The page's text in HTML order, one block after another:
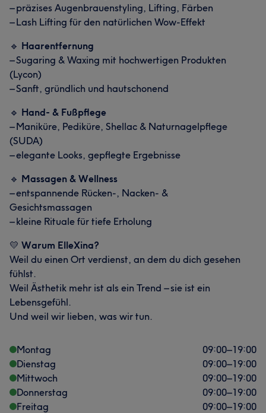
– präzises Augenbrauenstyling, Lifting, Färben
– Lash Lifting für den natürlichen Wow-Effekt
🔹 Haarentfernung
– Sugaring & Waxing mit hochwertigen Produkten
(Lycon)
– Sanft, gründlich und hautschonend
🔹 Hand- & Fußpflege
– Maniküre, Pediküre, Shellac & Naturnagelpflege
(SUDA)
– elegante Looks, gepflegte Ergebnisse
🔹 Massagen & Wellness
– entspannende Rücken-, Nacken- &
Gesichtsmassagen
– kleine Rituale für tiefe Erholung
💛 Warum ElleXina?
Weil du einen Ort verdienst, an dem du dich gesehen
fühlst.
Weil Ästhetik mehr ist als ein Trend – sie ist ein
Lebensgefühl.
Und weil wir lieben, was wir tun.
Montag 09:00–19:00
Dienstag
09:00–19:00
Mittwoch
09:00–19:00
Donnerstag
09:00–19:00
Freitag
09:00–19:00